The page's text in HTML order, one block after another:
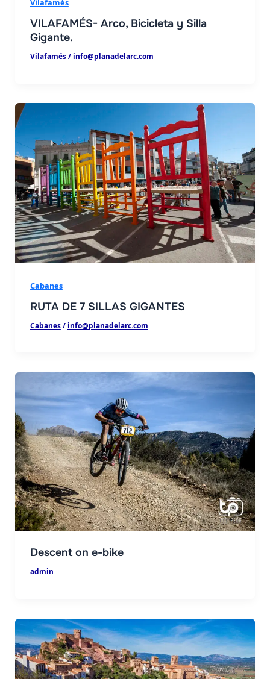
Vilafamés
VILAFAMÉS- Arco, Bicicleta y Silla
Gigante.
Vilafamés/ info@planadelarc.com
Cabanes
RUTA DE 7 SILLAS GIGANTES
Cabanes/ info@planadelarc.com
Descent on e-bike
admin